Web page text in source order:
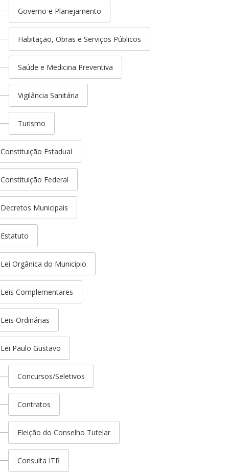
Governo e Planejamento
Habitação, Obras e Serviços Públicos
Saúde e Medicina Preventiva
Vigilância Sanitária
Turismo
Constituição Estadual
Constituição Federal
Decretos Municipais
Estatuto
Lei Orgânica do Município
Leis Complementares
Leis Ordinárias
Lei Paulo Gustavo
Concursos/Seletivos
Contratos
Eleição do Conselho Tutelar
Consulta ITR